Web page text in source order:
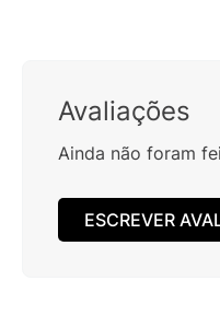
Avaliações
Ainda não foram
ESCREVER